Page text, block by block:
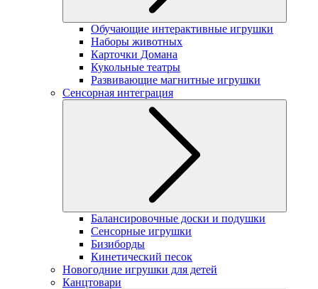
Обучающие интерактивные игрушки
Наборы животных
Карточки Домана
Кукольные театры
Развивающие магнитные игрушки
Сенсорная интеграция
Балансировочные доски и подушки
Сенсорные игрушки
Бизиборды
Кинетический песок
Новогодние игрушки для детей
Канцтовари